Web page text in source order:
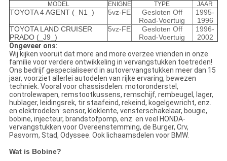
MODEL ENIGNE TYPE JAAR
TOYOTA 4 AGENT (_N1_) 5vz-FE
Gesloten Off
Road-Voertuig
1995-
1996
TOYOTA LAND CRUISER
PRADO (_J9_)
5vz-FE
Gesloten Off
Road-Voertuig
1996-
2002
Ongeveer ons:
Wij kijken vooruit dat more and more overzee vrienden in onze
familie voor verdere ontwikkeling in vervangstukken toetreden!
Ons bedrijf gespecialiseerd in autovervangstukken meer dan 15
jaar, voorziet allerlei autodelen van rijke ervaring, bewezen
techniek. Vooral voor chassisdelen: motoronderstel,
controlewapen, remstootkussens, remschijf, rembeugel, lager,
hublager, leidingsrek, tir staafeind, rekeind, kogelgewricht, enz.
en elektrodelen: sensor, kloklente, vensterschakelaar, bougie,
bobine, injecteur, brandstofpomp, enz. en veel HONDA-
vervangstukken voor Overeenstemming, de Burger, Crv,
Pasvorm, Stad, Odyssee. Ook lichaamsdelen voor BMW.
Wat is Bobine?